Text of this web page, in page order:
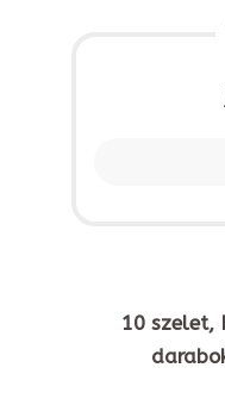
10 szelet,